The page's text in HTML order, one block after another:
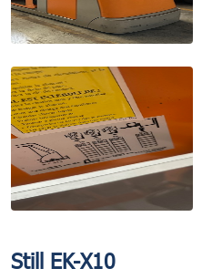
Still EK-X10